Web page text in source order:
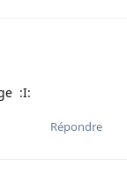
:I:
Répondre